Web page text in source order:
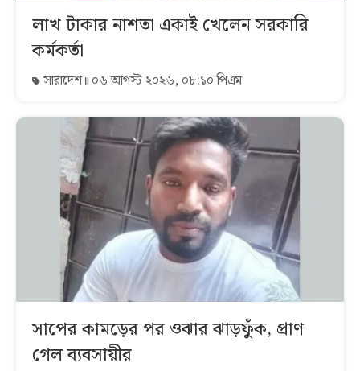
লাখ টাকার নাশতা একাই খেলেন সরকারি
কর্মকর্তা
সারাদেশ ০৬ আগস্ট ২০২৬, ০৮:১০ পিএম
সাপের কামড়ের পর ওঝার ঝাড়ফুঁক, প্রাণ
গেল ব্যবসায়ীর